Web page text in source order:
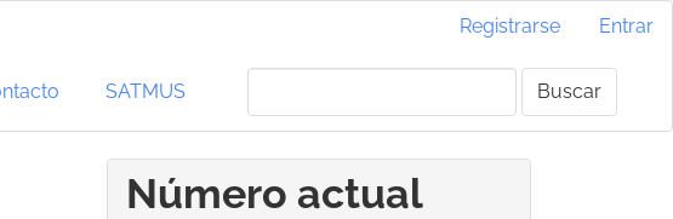
Registrarse Entrar
SATMUS Buscar
Número actual